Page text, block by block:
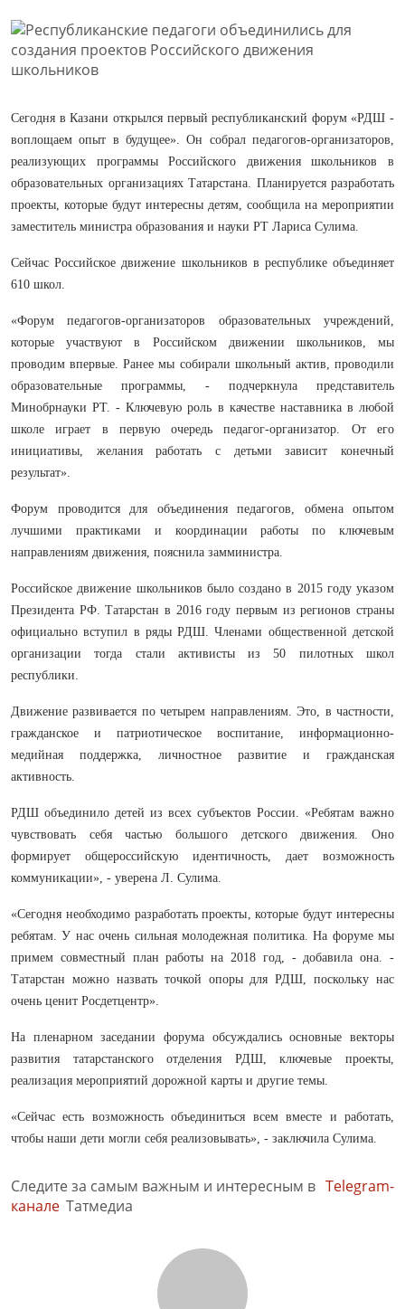
Сегодня в Казани открылся первый республиканский форум «РДШ -
воплощаем опыт в будущее». Он собрал педагогов-организаторов,
реализующих программы Российского движения школьников в
образовательных организациях Татарстана. Планируется разработать
проекты, которые будут интересны детям, сообщила на мероприятии
заместитель министра образования и науки РТ Лариса Сулима.
Сейчас Российское движение школьников в республике объединяет
610 школ.
«Форум педагогов-организаторов образовательных учреждений,
которые участвуют в Российском движении школьников, мы
проводим впервые. Ранее мы собирали школьный актив, проводили
образовательные программы, - подчеркнула представитель
Минобрнауки РТ. - Ключевую роль в качестве наставника в любой
школе играет в первую очередь педагог-организатор. От его
инициативы, желания работать с детьми зависит конечный
результат».
Форум проводится для объединения педагогов, обмена опытом
лучшими практиками и координации работы по ключевым
направлениям движения, пояснила замминистра.
Российское движение школьников было создано в 2015 году указом
Президента РФ. Татарстан в 2016 году первым из регионов страны
официально вступил в ряды РДШ. Членами общественной детской
организации тогда стали активисты из 50 пилотных школ
республики.
Движение развивается по четырем направлениям. Это, в частности,
гражданское и патриотическое воспитание, информационно-
медийная поддержка, личностное развитие и гражданская
активность.
РДШ объединило детей из всех субъектов России. «Ребятам важно
чувствовать себя частью большого детского движения. Оно
формирует общероссийскую идентичность, дает возможность
коммуникации», - уверена Л. Сулима.
«Сегодня необходимо разработать проекты, которые будут интересны
ребятам. У нас очень сильная молодежная политика. На форуме мы
примем совместный план работы на 2018 год, - добавила она. -
Татарстан можно назвать точкой опоры для РДШ, поскольку нас
очень ценит Росдетцентр».
На пленарном заседании форума обсуждались основные векторы
развития татарстанского отделения РДШ, ключевые проекты,
реализация мероприятий дорожной карты и другие темы.
«Сейчас есть возможность объединиться всем вместе и работать,
чтобы наши дети могли себя реализовывать», - заключила Сулима.
Следите за самым важным и интересным в Telegram-
канале Татмедиа